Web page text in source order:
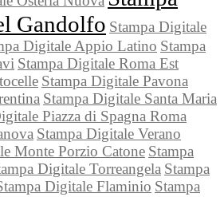
Gandolfo Stampa Digitale
Digitale Appio Latino Stampa
Stampa Digitale Roma Est
Stampa Digitale Pavona
Stampa Digitale Santa Maria
Piazza di Spagna Roma
Stampa Digitale Verano
Monte Porzio Catone Stampa
Digitale Torreangela Stampa
Digitale Flaminio Stampa